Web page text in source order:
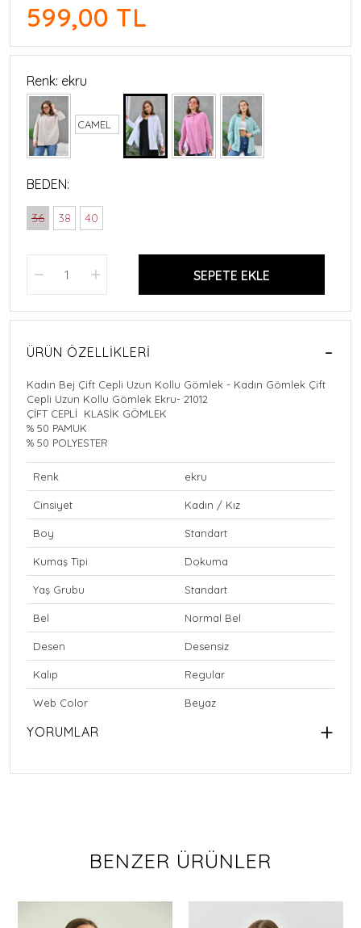
599,00 TL
Renk: ekru
CAMEL
BEDEN:
36 38 40
SEPETE EKLE
ÜRÜN ÖZELLIKLERI
Kadın Bej Çift Cepli Uzun Kollu Gömlek - Kadın Gömlek Çift
Cepli Uzun Kollu Gömlek Ekru- 21012
ÇİFT CEPLİ KLASİK GÖMLEK
% 50 PAMUK
% 50 POLYESTER
Renk ekru
Cinsiyet Kadın / Kız
Boy Standart
Kumaş Tipi Dokuma
Yaş Grubu Standart
Bel Normal Bel
Desen Desensiz
Kalıp Regular
Web Color Beyaz
YORUMLAR
BENZER ÜRÜNLER